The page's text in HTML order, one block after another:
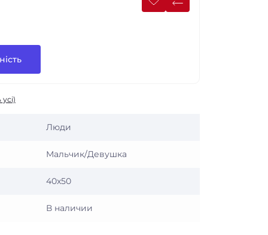
Люди
Мальчик/Девушка
40x50
В наличии